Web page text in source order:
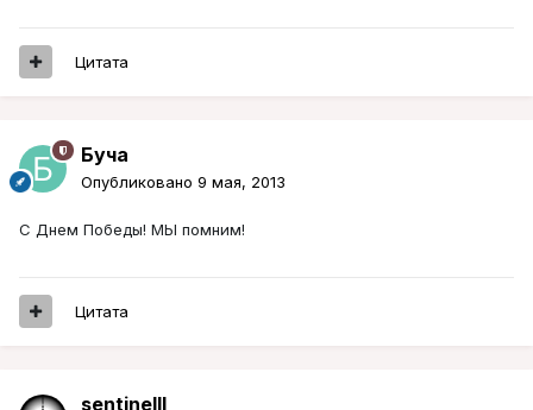
Цитата
Буча
Опубликовано 9 мая, 2013
C Днем Победы! МЫ помним!
Цитата
sentinelll